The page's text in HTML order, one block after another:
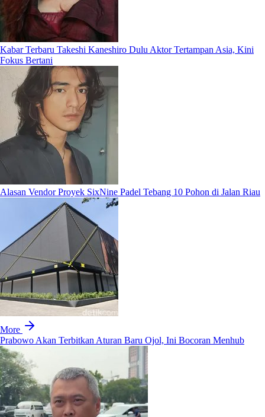
Kabar Terbaru Takeshi Kaneshiro Dulu Aktor Tertampan Asia, Kini
Fokus Bertani
Alasan Vendor Proyek SixNine Padel Tebang 10 Pohon di Jalan Riau
More
Prabowo Akan Terbitkan Aturan Baru Ojol, Ini Bocoran Menhub